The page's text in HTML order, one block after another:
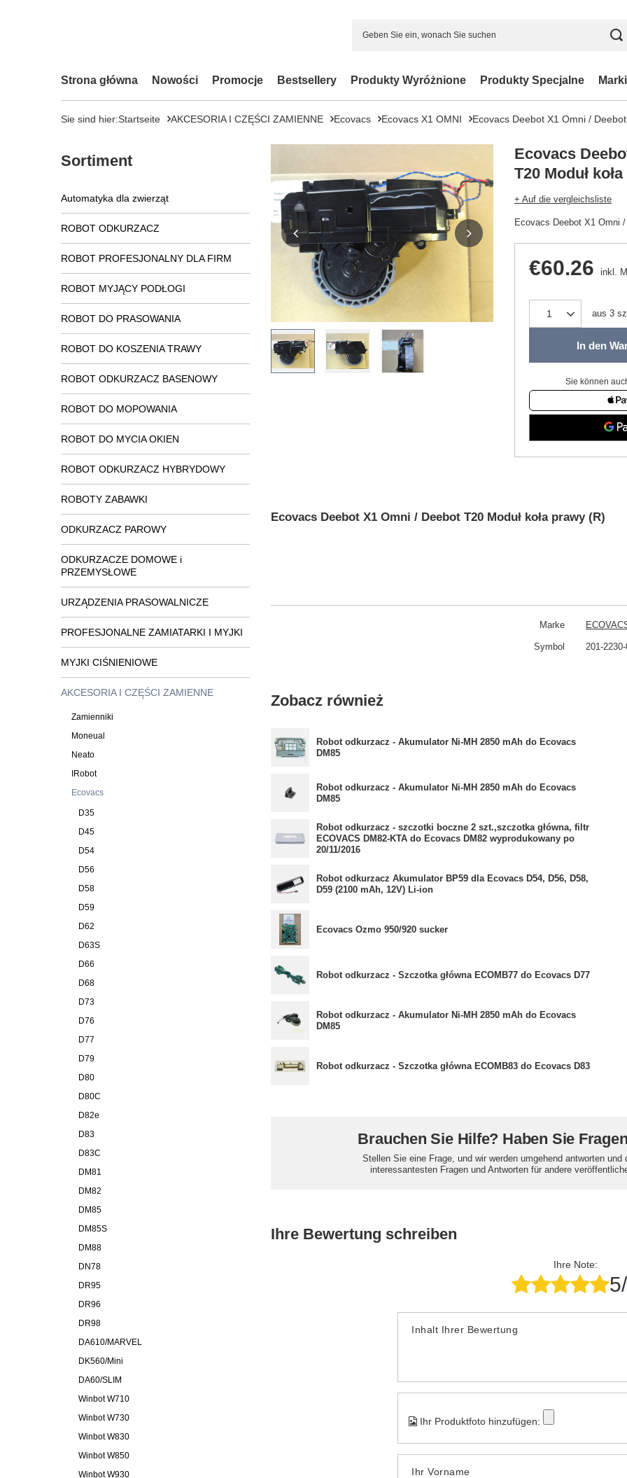
Strona główna Nowości Promocje Bestsellery Produkty Wyróżnione Produkty Specjalne Marki
Sie sind hier:Startseite AKCESORIA I CZĘŚCI ZAMIENNE Ecovacs Ecovacs X1 OMNI Ecovacs Deebot X1 Omni /
Sortiment
Automatyka dla zwierząt
ROBOT ODKURZACZ
ROBOT PROFESJONALNY DLA FIRM
ROBOT MYJĄCY PODŁOGI
ROBOT DO PRASOWANIA
ROBOT DO KOSZENIA TRAWY
ROBOT ODKURZACZ BASENOWY
ROBOT DO MOPOWANIA
ROBOT DO MYCIA OKIEN
ROBOT ODKURZACZ HYBRYDOWY
ROBOTY ZABAWKI
ODKURZACZ PAROWY
ODKURZACZE DOMOWE i
PRZEMYSŁOWE
URZĄDZENIA PRASOWALNICZE
PROFESJONALNE ZAMIATARKI I MYJKI
MYJKI CIŚNIENIOWE
AKCESORIA I CZĘŚCI ZAMIENNE
Zamienniki
Moneual
Neato
IRobot
Ecovacs
D35
D45
D54
D56
D58
D59
D62
D63S
D66
D68
D73
D76
D77
D79
D80
D80C
D82e
D83
D83C
DM81
DM82
DM85
DM85S
DM88
DN78
DR95
DR96
DR98
DA610/MARVEL
DK560/Mini
DA60/SLIM
Winbot W710
Winbot W730
Winbot W830
Winbot W850
Winbot W930
Ecovacs
T20 Moduł
+ Auf die vergleichsliste
Ecovacs Deebot X1 Omni /
€60.26 inkl.
aus 3
In den
Sie können
Ecovacs Deebot X1 Omni / Deebot T20 Moduł koła prawy (R)
Marke
Symbol 201-
Zobacz również
Robot odkurzacz - Akumulator Ni-MH 2850 mAh do Ecovacs
DM85
Robot odkurzacz - Akumulator Ni-MH 2850 mAh do Ecovacs
DM85
Robot odkurzacz - szczotki boczne 2 szt.,szczotka główna, filtr
ECOVACS DM82-KTA do Ecovacs DM82 wyprodukowany po
20/11/2016
Robot odkurzacz Akumulator BP59 dla Ecovacs D54, D56, D58,
D59 (2100 mAh, 12V) Li-ion
Ecovacs Ozmo 950/920 sucker
Robot odkurzacz - Szczotka główna ECOMB77 do Ecovacs D77
Robot odkurzacz - Akumulator Ni-MH 2850 mAh do Ecovacs
DM85
Robot odkurzacz - Szczotka główna ECOMB83 do Ecovacs D83
Brauchen Sie Hilfe? Haben Sie
Stellen Sie eine Frage, und wir werden umgehend antworten und
interessantesten Fragen und Antworten für andere
Ihre Bewertung schreiben
Ihre Note:
Inhalt Ihrer Bewertung
Ihr Produktfoto hinzufügen:
Ihr Vorname